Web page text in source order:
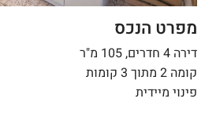
מפרט הנכס
דירה 4 חדרים, 105 מ"ר
קומה 2 מתוך 3 קומות
פינוי מיידית